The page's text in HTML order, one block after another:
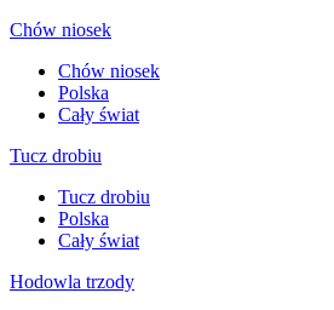
Chów niosek
Chów niosek
Polska
Cały świat
Tucz drobiu
Tucz drobiu
Polska
Cały świat
Hodowla trzody